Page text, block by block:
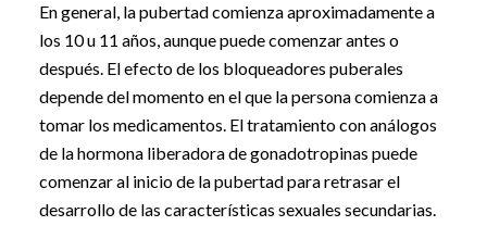
En general, la pubertad comienza aproximadamente a
los 10 u 11 años, aunque puede comenzar antes o
después. El efecto de los bloqueadores puberales
depende del momento en el que la persona comienza a
tomar los medicamentos. El tratamiento con análogos
de la hormona liberadora de gonadotropinas puede
comenzar al inicio de la pubertad para retrasar el
desarrollo de las características sexuales secundarias.